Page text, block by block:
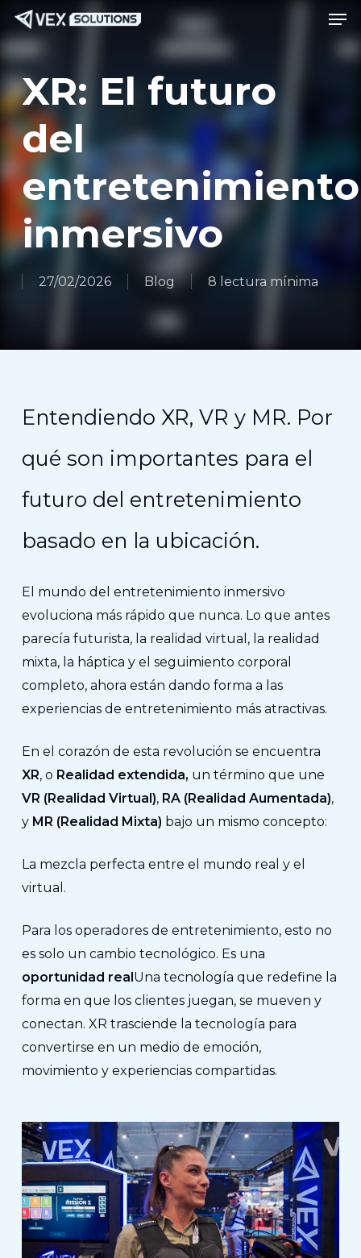
Saltar
al
contenido
principal
XR: El futuro
del
entretenimiento
inmersivo
27/02/2026 Blog 8 lectura mínima
Entendiendo XR, VR y MR. Por
qué son importantes para el
futuro del entretenimiento
basado en la ubicación.
El mundo del entretenimiento inmersivo
evoluciona más rápido que nunca. Lo que antes
parecía futurista, la realidad virtual, la realidad
mixta, la háptica y el seguimiento corporal
completo, ahora están dando forma a las
experiencias de entretenimiento más atractivas.
En el corazón de esta revolución se encuentra
XR, o Realidad extendida, un término que une
VR (Realidad Virtual), RA (Realidad Aumentada),
y MR (Realidad Mixta) bajo un mismo concepto:
La mezcla perfecta entre el mundo real y el
virtual.
Para los operadores de entretenimiento, esto no
es solo un cambio tecnológico. Es una
oportunidad real Una tecnología que redefine la
forma en que los clientes juegan, se mueven y
conectan. XR trasciende la tecnología para
convertirse en un medio de emoción,
movimiento y experiencias compartidas.
Menú